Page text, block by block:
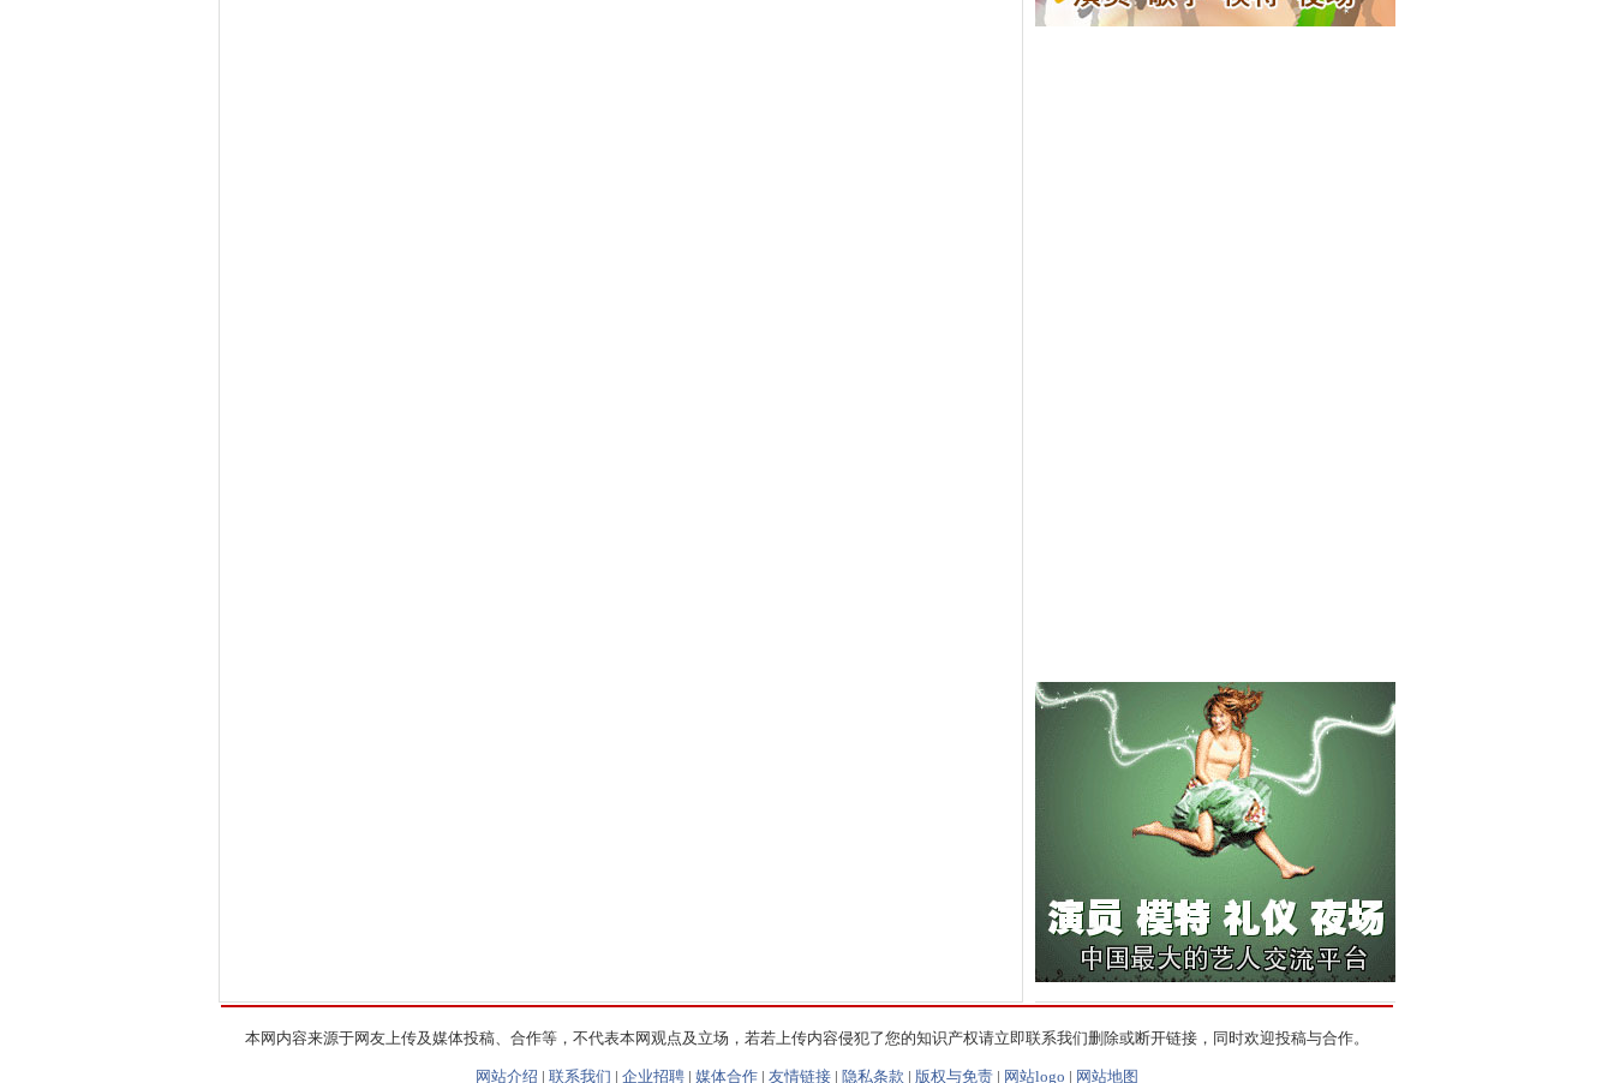
本网内容来源于网友上传及媒体投稿、合作等，不代表本网观点及立场，若若上传内容侵犯了您的知识产权请立即联系我们删除或断开链接，同时欢迎投稿与合作。
网站介绍 | 联系我们 | 企业招聘 | 媒体合作 | 友情链接 | 隐私条款 | 版权与免责 | 网站logo | 网站地图